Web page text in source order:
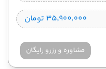
۳۵٬۹۰۰٬۰۰۰ تومان
مشاوره و رزرو رایگان